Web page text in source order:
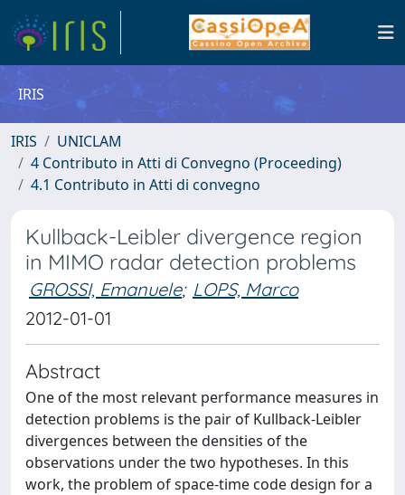
IRIS
IRIS
UNICLAM
4 Contributo in Atti di Convegno (Proceeding)
4.1 Contributo in Atti di convegno
Kullback-Leibler divergence region
in MIMO radar detection problems
GROSSI, Emanuele; LOPS, Marco
2012-01-01
Abstract
One of the most relevant performance measures in
detection problems is the pair of Kullback-Leibler
divergences between the densities of the
observations under the two hypotheses. In this
work, the problem of space-time code design for a